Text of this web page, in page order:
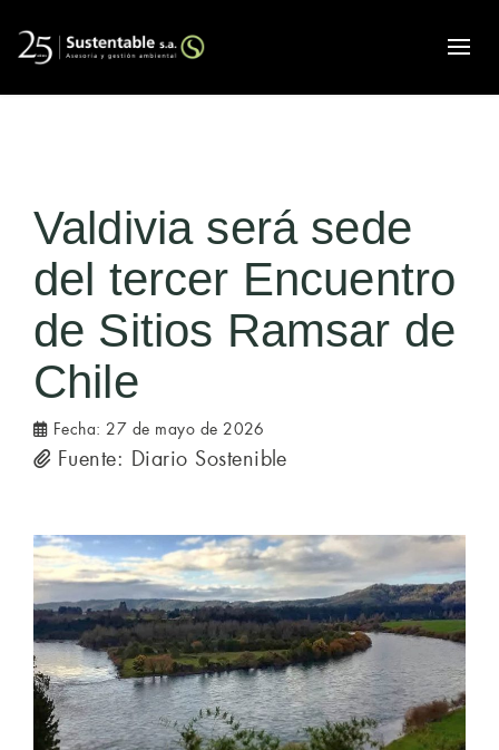
Valdivia será sede
del tercer Encuentro
de Sitios Ramsar de
Chile
Fecha: 27 de mayo de 2026
Fuente: Diario Sostenible